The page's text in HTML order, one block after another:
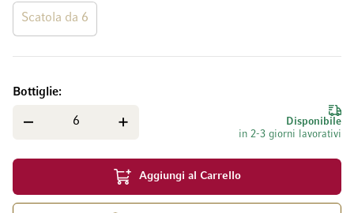
Scatola da 6
Disponibile
in 2-3 giorni lavorativi
Bottiglie
Aggiungi al Carrello